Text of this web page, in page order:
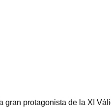
protagonista de la XI